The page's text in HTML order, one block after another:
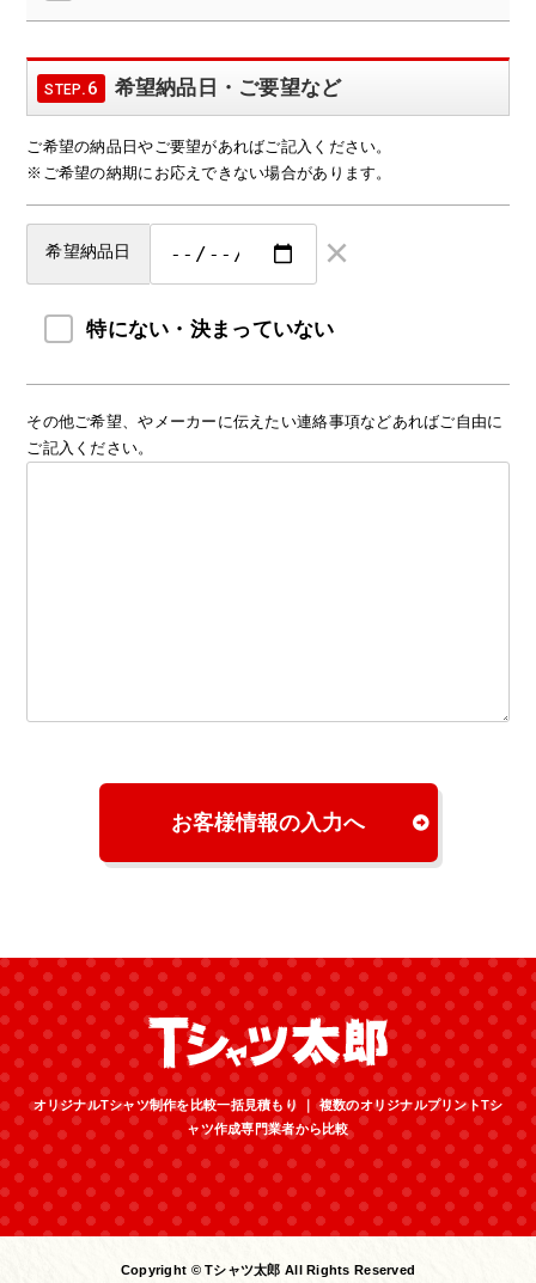
STEP.6 希望納品日・ご要望など
ご希望の納品日やご要望があればご記入ください。
※ご希望の納期にお応えできない場合があります。
希望納品日 ×
特にない・決まっていない
その他ご希望、やメーカーに伝えたい連絡事項などあればご自由に
ご記入ください。
お客様情報の入力へ
オリジナルTシャツ制作を比較一括見積もり ｜ 複数のオリジナルプリントTシ
ャツ作成専門業者から比較
Copyright © Tシャツ太郎 All Rights Reserved